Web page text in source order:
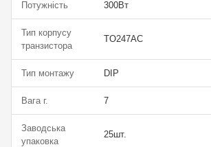
Потужність 300Вт
Тип корпусу
транзистора
TO247AC
Тип монтажу DIP
Вага г. 7
Заводська
упаковка
25шт.